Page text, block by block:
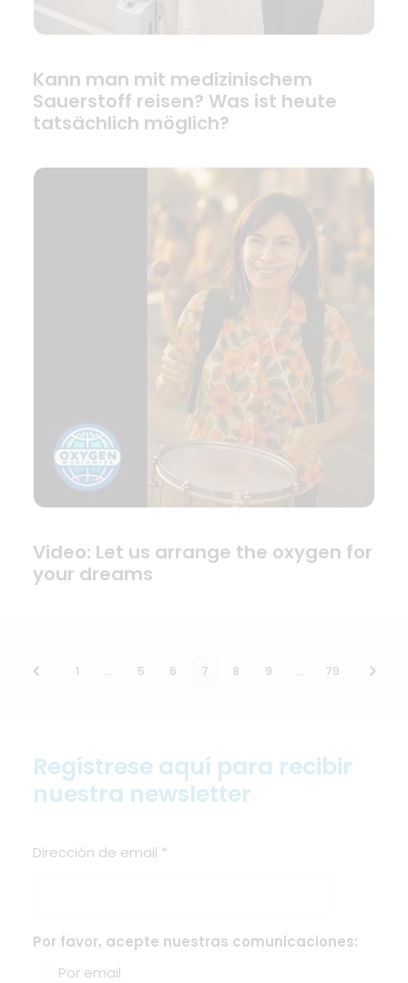
Kann man mit medizinischem
Sauerstoff reisen? Was ist heute
tatsächlich möglich?
Video: Let us arrange the oxygen for
your dreams
1 … 5 6 7 8 9 … 79
Regístrese aquí para recibir
nuestra newsletter
Dirección de email *
Por favor, acepte nuestras comunicaciones:
Por email